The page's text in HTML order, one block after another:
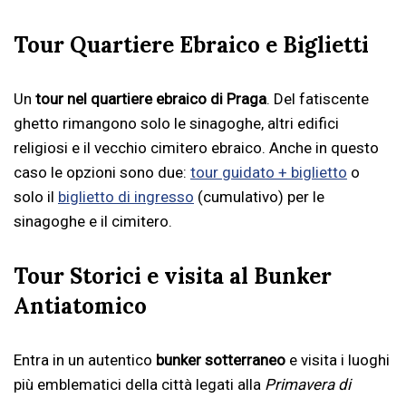
Tour Quartiere Ebraico e Biglietti
Un tour nel quartiere ebraico di Praga. Del fatiscente
ghetto rimangono solo le sinagoghe, altri edifici
religiosi e il vecchio cimitero ebraico. Anche in questo
caso le opzioni sono due: tour guidato + biglietto o
solo il biglietto di ingresso (cumulativo) per le
sinagoghe e il cimitero.
Tour Storici e visita al Bunker
Antiatomico
Entra in un autentico bunker sotterraneo e visita i luoghi
più emblematici della città legati alla Primavera di